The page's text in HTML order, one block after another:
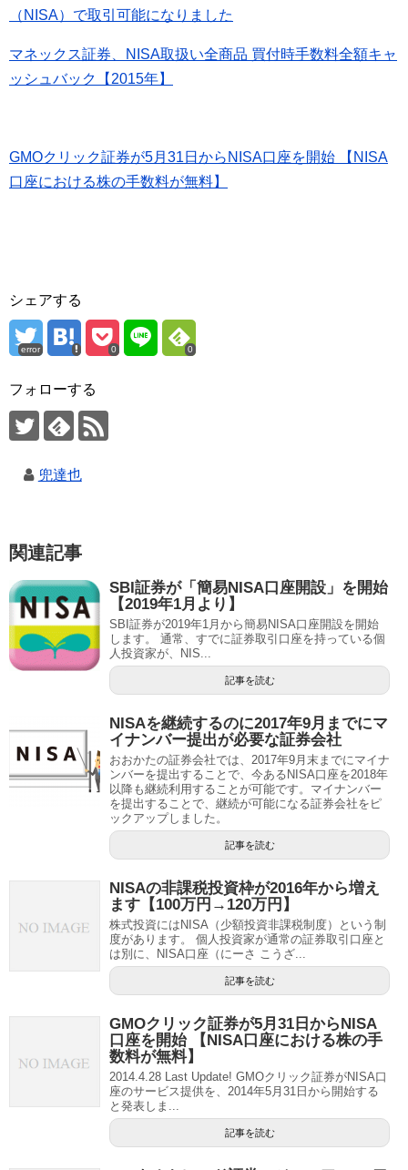
（NISA）で取引可能になりました
マネックス証券、NISA取扱い全商品 買付時手数料全額キャ
ッシュバック【2015年】
GMOクリック証券が5月31日からNISA口座を開始 【NISA
口座における株の手数料が無料】
シェアする
error 0 0
フォローする
兜達也
関連記事
SBI証券が「簡易NISA口座開設」を開始
【2019年1月より】
SBI証券が2019年1月から簡易NISA口座開設を開始
します。 通常、すでに証券取引口座を持っている個
人投資家が、NIS...
記事を読む
NISAを継続するのに2017年9月までにマ
イナンバー提出が必要な証券会社
おおかたの証券会社では、2017年9月末までにマイナ
ンバーを提出することで、今あるNISA口座を2018年
以降も継続利用することが可能です。マイナンバー
を提出することで、継続が可能になる証券会社をピ
ックアップしました。
記事を読む
NISAの非課税投資枠が2016年から増え
ます【100万円→120万円】
株式投資にはNISA（少額投資非課税制度）という制
度があります。 個人投資家が通常の証券取引口座と
は別に、NISA口座（にーさ こうざ...
記事を読む
GMOクリック証券が5月31日からNISA
口座を開始 【NISA口座における株の手
数料が無料】
2014.4.28 Last Update! GMOクリック証券がNISA口
座のサービス提供を、2014年5月31日から開始する
と発表しま...
記事を読む